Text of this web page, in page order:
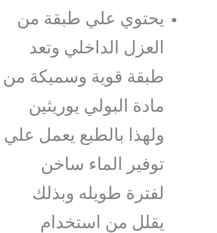
يحتوي علي طبقة من
العزل الداخلي وتعد
طبقة قوية وسميكة من
مادة البولي يوريثين
ولهذا بالطبع يعمل علي
توفير الماء ساخن
لفترة طويله وبذلك
يقلل من استخدام